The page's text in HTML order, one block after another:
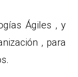
Ágiles , y
, para